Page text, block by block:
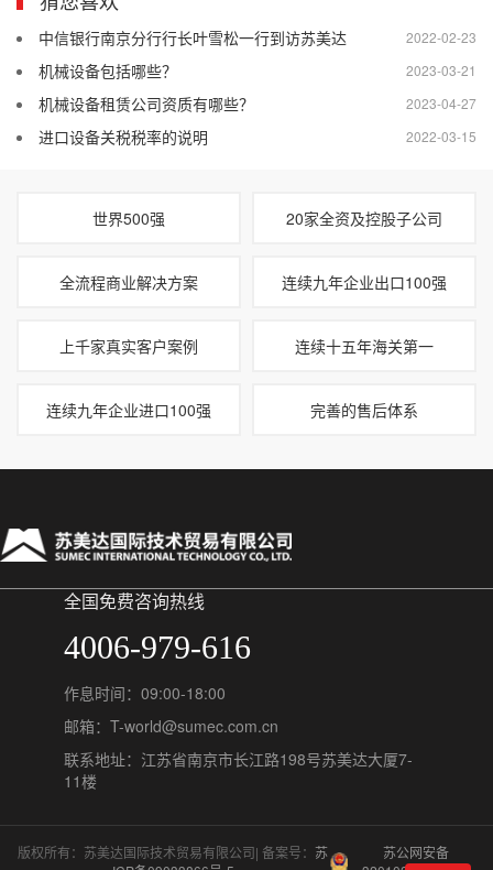
2022-02-23
中信银行南京分行行长叶雪松一行到访苏美达
2023-03-21
机械设备包括哪些？
2023-04-27
机械设备租赁公司资质有哪些？
2022-03-15
进口设备关税税率的说明
世界500强 20家全资及控股子公司
全流程商业解决方案 连续九年企业出口100强
上千家真实客户案例 连续十五年海关第一
连续九年企业进口100强 完善的售后体系
全国免费咨询热线
4006-979-616
作息时间：09:00-18:00
邮箱：T-world@sumec.com.cn
联系地址：江苏省南京市长江路198号苏美达大厦7-
11楼
版权所有：苏美达国际技术贸易有限公司| 备案号：苏
苏公网安备